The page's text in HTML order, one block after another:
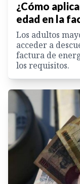
¿Cómo
edad en la
Los adultos
acceder a
factura de
los requisitos.